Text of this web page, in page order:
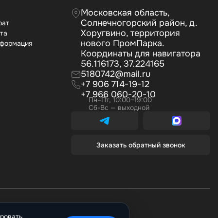
Московская область,
Солнечногорский район, д.
Хоругвино, территория
нового ПромПарка.
Координаты для навигатора
56.116173, 37.224165
5180742@mail.ru
+7 906 714-19-12
+7 966 060-20-10
Пн–Пт, 10:00–19:00
Сб-Вс — выходной
Заказать обратный звонок